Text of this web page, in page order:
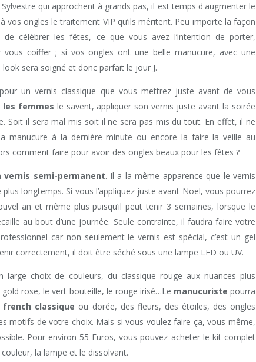
qui approchent à grands pas, il est temps d'augmenter le
vos ongles le traitement VIP qu’ils méritent. Peu importe la façon
de célébrer les fêtes, ce que vous avez l’intention de porter,
vous coiffer ; si vos ongles ont une belle manucure, avec une
sera soigné et donc parfait le jour J.
un vernis classique que vous mettrez juste avant de vous
femmes le savent, appliquer son vernis juste avant la soirée
Soit il sera mal mis soit il ne sera pas mis du tout. En effet, il ne
manucure à la dernière minute ou encore la faire la veille au
comment faire pour avoir des ongles beaux pour les fêtes ?
vernis semi-permanent. Il a la même apparence que le vernis
plus longtemps. Si vous l’appliquez juste avant Noel, vous pourrez
an et même plus puisqu’il peut tenir 3 semaines, lorsque le
au bout d’une journée. Seule contrainte, il faudra faire votre
car non seulement le vernis est spécial, c’est un gel
correctement, il doit être séché sous une lampe LED ou UV.
large choix de couleurs, du classique rouge aux nuances plus
rose, le vert bouteille, le rouge irisé…Le manucuriste pourra
french classique ou dorée, des fleurs, des étoiles, des ongles
motifs de votre choix. Mais si vous voulez faire ça, vous-même,
Pour environ 55 Euros, vous pouvez acheter le kit complet
la lampe et le dissolvant.